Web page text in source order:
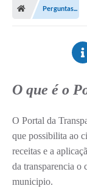
Secretarias
Diário Oficial
PSS 2025
Leis Municipais
Perguntas...
O que é o
O Portal da
que possibilita ao
receitas e a
da transparencia o
municipio.